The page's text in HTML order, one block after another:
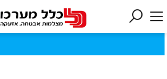
ת
וב
ת
ינ
ו:ז
ב
וט
ינ
ס
קי1
8
0ב
נ
י ב
ר